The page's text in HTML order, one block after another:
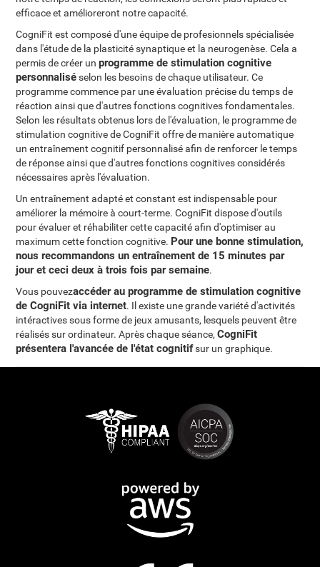
efficace et amélioreront notre capacité.
CogniFit est composé d'une équipe de profesionnels spécialisée
dans l'étude de la plasticité synaptique et la neurogenèse. Cela a
permis de créer unprogramme de stimulation cognitive
personnaliséselon les besoins de chaque utilisateur. Ce
programme commence par une évaluation précise du temps de
réaction ainsi que d'autres fonctions cognitives fondamentales.
Selon les résultats obtenus lors de l'évaluation, le programme de
stimulation cognitive de CogniFit offre de manière automatique
un entraînement cognitif personnalisé afin de renforcer le temps
de réponse ainsi que d'autres fonctions cognitives considérés
nécessaires après l'évaluation.
Un entraînement adapté et constant est indispensable pour
améliorer la mémoire à court-terme. CogniFit dispose d'outils
pour évaluer et réhabiliter cette capacité afin d'optimiser au
maximum cette fonction cognitive. Pour une bonne stimulation,
nous recommandons un entraînement de 15 minutes par
jour et ceci deux à trois fois par semaine.
Vous pouvezaccéder au programme de stimulation cognitive
de CogniFit via internet. Il existe une grande variété d'activités
intéractives sous forme de jeux amusants, lesquels peuvent être
réalisés sur ordinateur. Après chaque séance,CogniFit
présentera l'avancée de l'état cognitifsur un graphique.